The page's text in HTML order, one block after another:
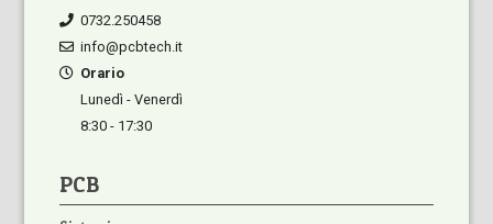
0732.250458
info@pcbtech.it
Orario
Lunedì - Venerdì
8:30 - 17:30
PCB